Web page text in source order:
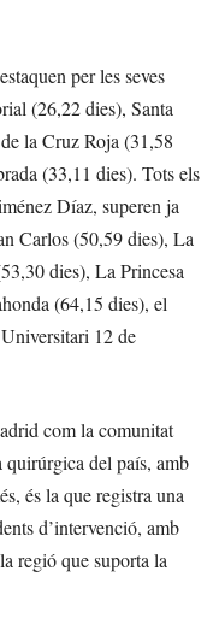
per les seves
(26,22 dies), Santa
la Cruz Roja (31,58
(33,11 dies). Tots els
Díaz, superen ja
Carlos (50,59 dies), La
dies), La Princesa
(64,15 dies), el
12 de
com la comunitat
quirúrgica del país, amb
és la que registra una
d’intervenció, amb
regió que suporta la